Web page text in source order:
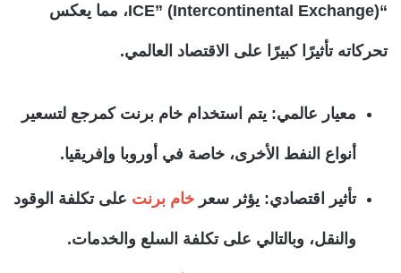
“ICE” (Intercontinental Exchange)، مما يعكس
تحركاته تأثيرًا كبيرًا على الاقتصاد العالمي.
معيار عالمي: يتم استخدام خام برنت كمرجع لتسعير
أنواع النفط الأخرى، خاصة في أوروبا وإفريقيا.
تأثير اقتصادي: يؤثر سعر خام برنت على تكلفة الوقود
والنقل، وبالتالي على تكلفة السلع والخدمات.